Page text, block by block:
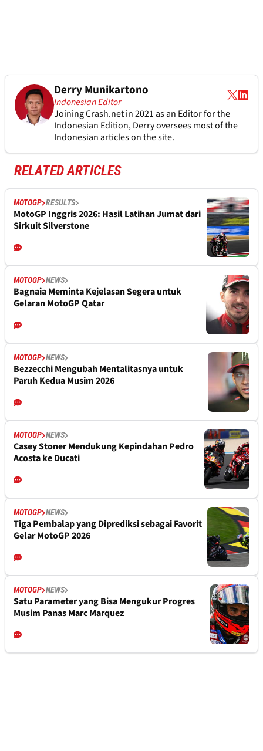
Derry Munikartono
Indonesian Editor
Joining Crash.net in 2021 as an Editor for the
Indonesian Edition, Derry oversees most of the
Indonesian articles on the site.
RELATED ARTICLES
MOTOGP RESULTS
MotoGP Inggris 2026: Hasil Latihan Jumat dari
Sirkuit Silverstone
MOTOGP NEWS
Bagnaia Meminta Kejelasan Segera untuk
Gelaran MotoGP Qatar
MOTOGP NEWS
Bezzecchi Mengubah Mentalitasnya untuk
Paruh Kedua Musim 2026
MOTOGP NEWS
Casey Stoner Mendukung Kepindahan Pedro
Acosta ke Ducati
MOTOGP NEWS
Tiga Pembalap yang Diprediksi sebagai Favorit
Gelar MotoGP 2026
MOTOGP NEWS
Satu Parameter yang Bisa Mengukur Progres
Musim Panas Marc Marquez